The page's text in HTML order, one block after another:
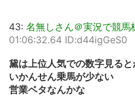
43: 名無しさん＠実況で競馬
01:06:32.64 ID:d44igGeS0
黛は上位人気での数字見る
いかんせん乗馬が少ない
営業ベタなんかな